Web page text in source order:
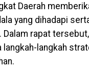
Daerah
yang dihadapi
Dalam rapat
langkah-langkah